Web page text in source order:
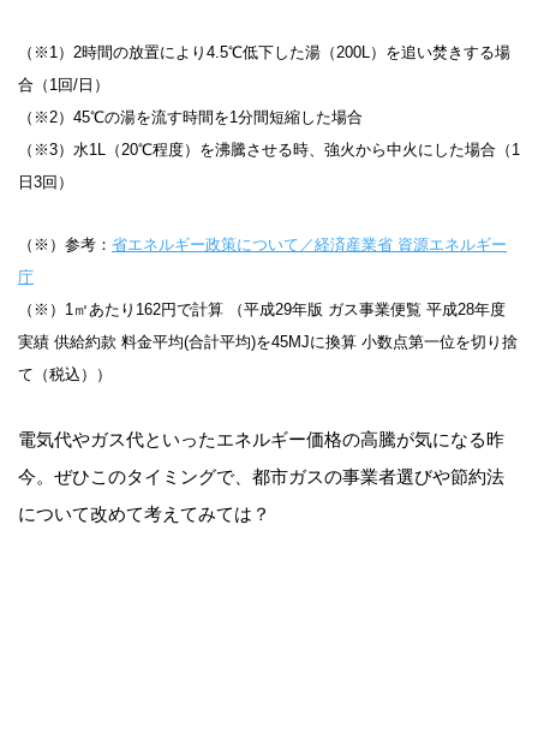
（※1）2時間の放置により4.5℃低下した湯（200L）を追い焚きする場
合（1回/日）
（※2）45℃の湯を流す時間を1分間短縮した場合
（※3）水1L（20℃程度）を沸騰させる時、強火から中火にした場合（1
日3回）
（※）参考： 省エネルギー政策について／経済産業省 資源エネルギー
庁
（※）1㎡あたり162円で計算 （平成29年版 ガス事業便覧 平成28年度
実績 供給約款 料金平均(合計平均)を45MJに換算 小数点第一位を切り捨
て（税込））
電気代やガス代といったエネルギー価格の高騰が気になる昨
今。ぜひこのタイミングで、都市ガスの事業者選びや節約法
について改めて考えてみては？